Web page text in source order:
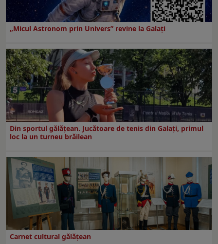
„Micul Astronom prin Univers” revine la Galați
Din sportul gălățean. Jucătoare de tenis din Galați, primul
loc la un turneu brăilean
Carnet cultural gălăţean